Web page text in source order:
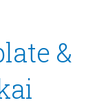
&